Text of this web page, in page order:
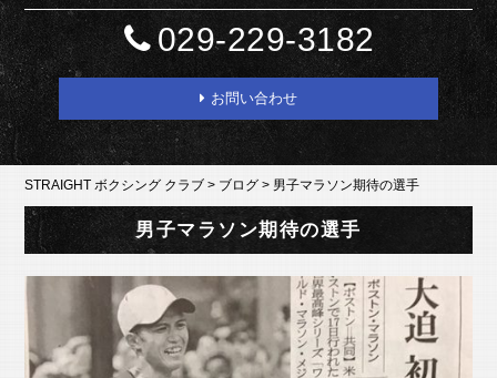
029-229-3182
お問い合わせ
STRAIGHT ボクシング クラブ > ブログ > 男子マラソン期待の選手
男子マラソン期待の選手